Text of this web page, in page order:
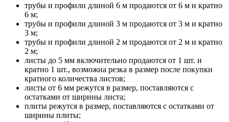
трубы и профили длиной 6 м продаются от 6 м и кратно
6 м;
трубы и профили длиной 3 м продаются от 3 м и кратно
3 м;
трубы и профили длиной 2 м продаются от 2 м и кратно
2 м;
листы до 5 мм включительно продаются от 1 шт. и
кратно 1 шт., возможна резка в размер после покупки
кратного количества листов;
листы от 6 мм режутся в размер, поставляются с
остатками от ширины листа;
плиты режутся в размер, поставляются с остатками от
ширины плиты;